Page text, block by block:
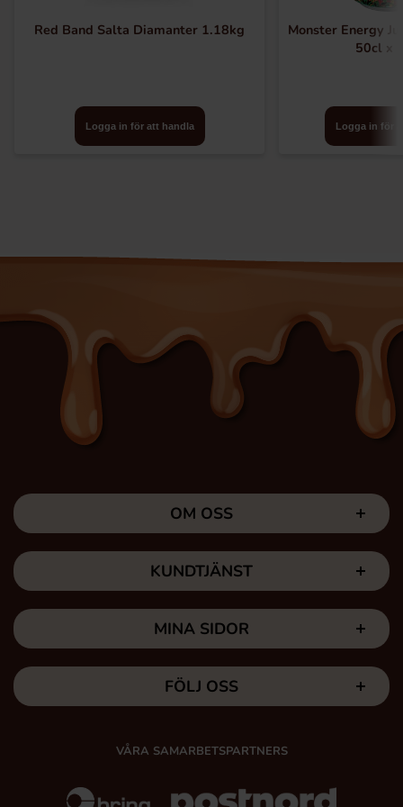
Red Band Salta Diamanter 1.18kg
Logga in för att handla
Monster Energy
50cl x
Logga in för
OM OSS
KUNDTJÄNST
MINA SIDOR
FÖLJ OSS
VÅRA SAMARBETSPARTNERS